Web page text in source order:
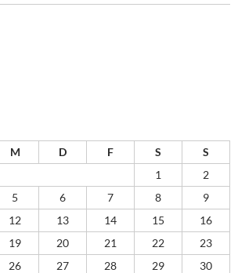
M D F S
S
1
2
5 6 7 8
9
12 13 14 15
16
19 20 21 22
23
26 27 28 29
30